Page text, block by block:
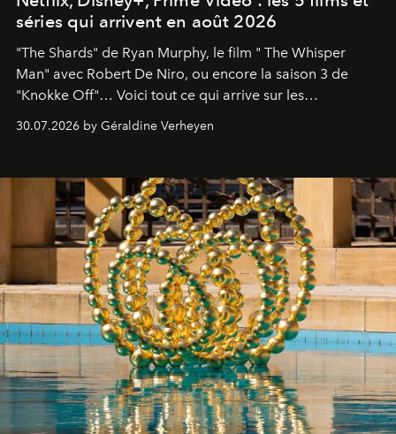
séries qui arrivent en août 2026
"The Shards" de Ryan Murphy, le film " The Whisper
Man" avec Robert De Niro, ou encore la saison 3 de
"Knokke Off"… Voici tout ce qui arrive sur les
plateformes de streaming en août 2026.
30.07.2026 by Géraldine Verheyen